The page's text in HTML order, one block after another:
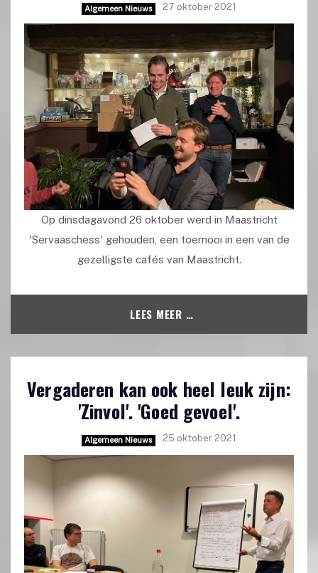
Algemeen Nieuws 27 oktober 2021
Op dinsdagavond 26 oktober werd in Maastricht
'Servaaschess' gehouden, een toernooi in een van de
gezelligste cafés van Maastricht.
LEES MEER …
Vergaderen kan ook heel leuk zijn:
'Zinvol'. 'Goed gevoel'.
Algemeen Nieuws 25 oktober 2021